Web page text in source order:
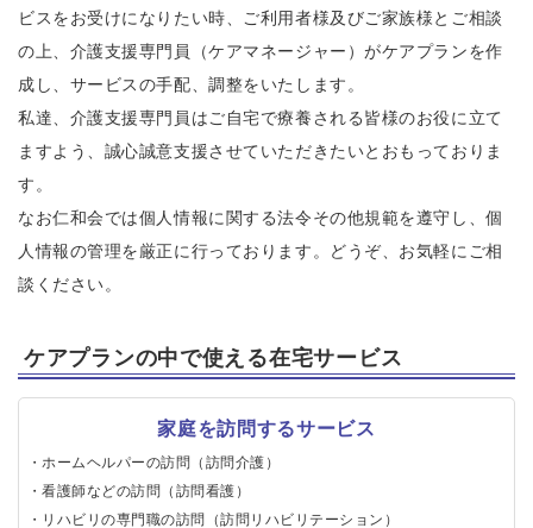
ビスをお受けになりたい時、ご利用者様及びご家族様とご相談
の上、介護支援専門員（ケアマネージャー）がケアプランを作
成し、サービスの手配、調整をいたします。
私達、介護支援専門員はご自宅で療養される皆様のお役に立て
ますよう、誠心誠意支援させていただきたいとおもっておりま
す。
なお仁和会では個人情報に関する法令その他規範を遵守し、個
人情報の管理を厳正に行っております。どうぞ、お気軽にご相
談ください。
ケアプランの中で使える在宅サービス
家庭を訪問するサービス
ホームヘルパーの訪問（訪問介護）
看護師などの訪問（訪問看護）
リハビリの専門職の訪問（訪問リハビリテーション）